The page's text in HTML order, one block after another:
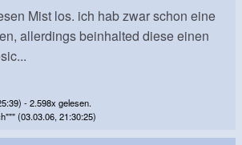
Mist los. ich hab zwar schon eine
allerdings beinhalted diese einen
- 2.598x gelesen.
(03.03.06, 21:30:25)